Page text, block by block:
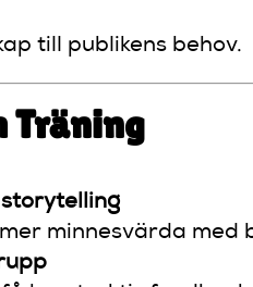
till publikens behov.
Träning
minnesvärda med